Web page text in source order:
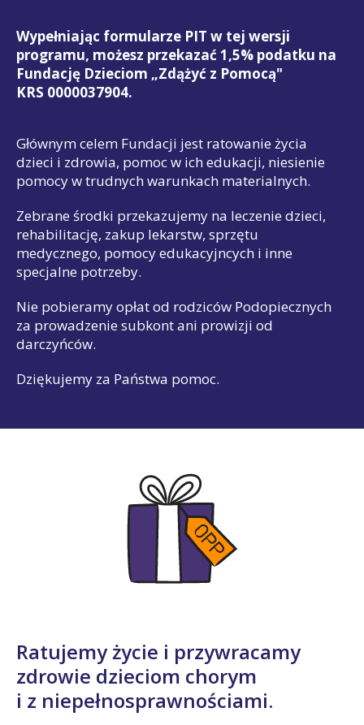
Wypełniając formularze PIT w tej wersji
programu, możesz przekazać 1,5% podatku na
Fundację Dzieciom „Zdążyć z Pomocą"
KRS 0000037904.
Głównym celem Fundacji jest ratowanie życia
dzieci i zdrowia, pomoc w ich edukacji, niesienie
pomocy w trudnych warunkach materialnych.
Zebrane środki przekazujemy na leczenie dzieci,
rehabilitację, zakup lekarstw, sprzętu
medycznego, pomocy edukacyjncych i inne
specjalne potrzeby.
Nie pobieramy opłat od rodziców Podopiecznych
za prowadzenie subkont ani prowizji od
darczyńców.
Dziękujemy za Państwa pomoc.
Ratujemy życie i przywracamy
zdrowie dzieciom chorym
i z niepełnosprawnościami.